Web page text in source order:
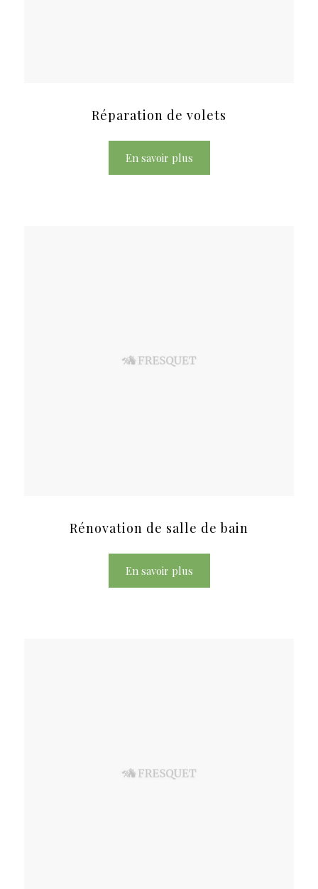
Réparation de volets
En savoir plus
Rénovation de salle de bain
En savoir plus